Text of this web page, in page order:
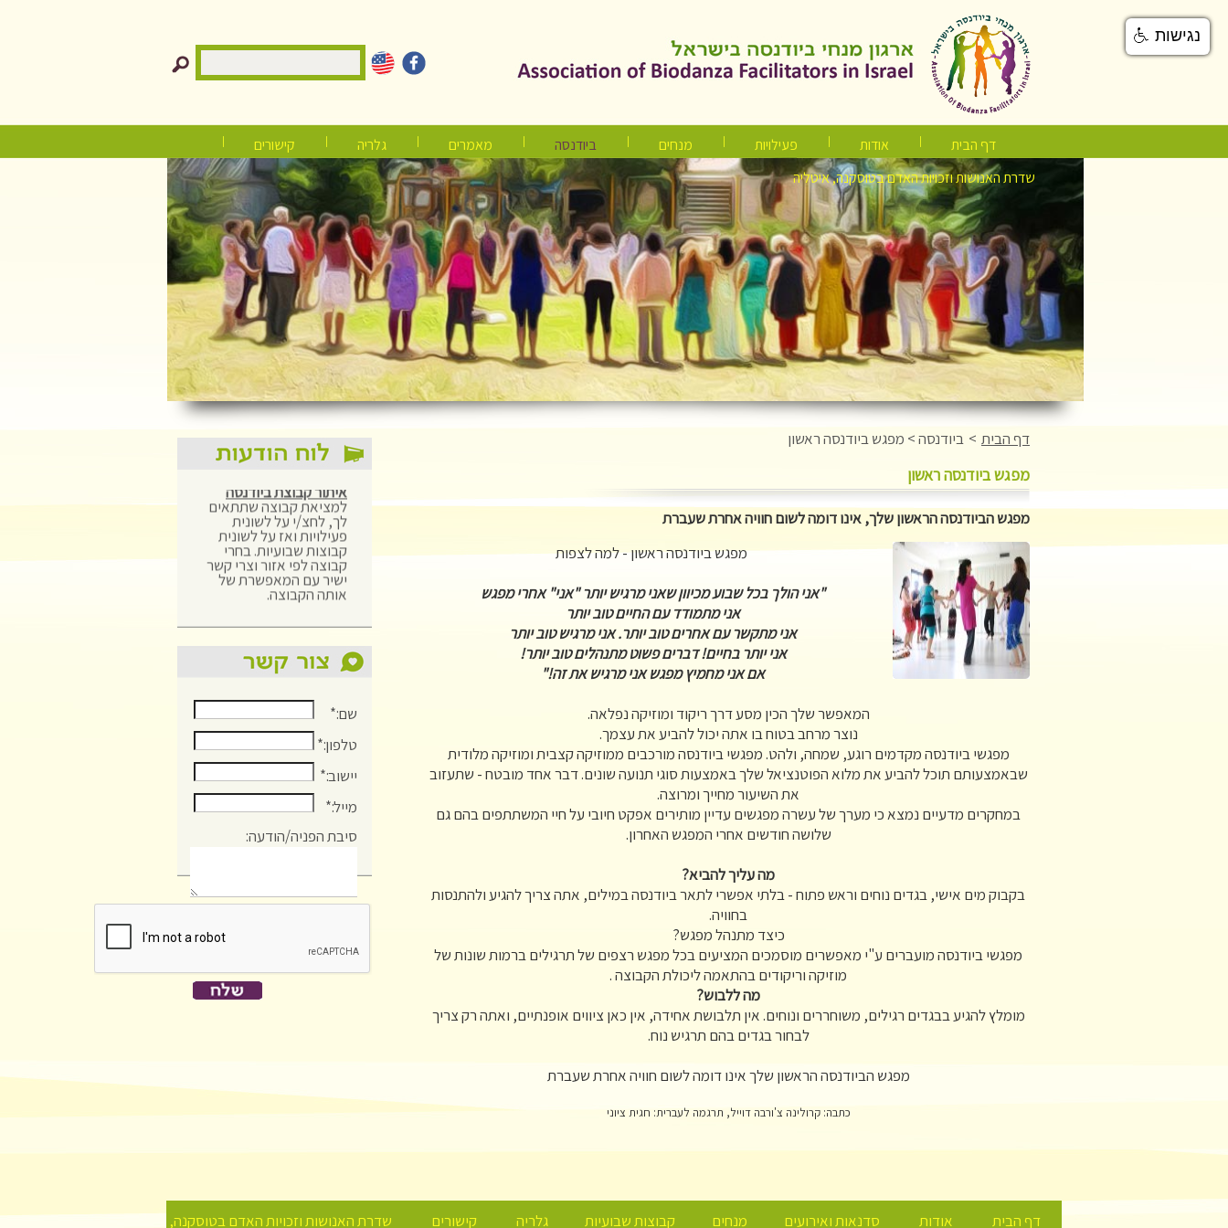
דף הבית אודות פעילויות מנחים ביודנסה מאמרים גלריה
קישורים
שדרת האנושות וזכויות האדם בטוסקנה, איטליה
דף הבית > ביודנסה> מפגש ביודנסה ראשון
מפגש ביודנסה ראשון
מפגש הביודנסה הראשון שלך, אינו דומה לשום חוויה אחרת שעברת
מפגש ביודנסה ראשון - למה לצפות
"אני הולך בכל שבוע מכיוון שאני מרגיש יותר "אני" אחרי מפגש
אני מתמודד עם החיים טוב יותר
אני מתקשר עם אחרים טוב יותר. אני מרגיש טוב יותר
אני יותר בחיים! דברים פשוט מתנהלים טוב יותר!
אם אני מחמיץ מפגש אני מרגיש את זה!"
המאפשר שלך הכין מסע דרך ריקוד ומוזיקה נפלאה.
נוצר מרחב בטוח בו אתה יכול להביע את עצמך.
מפגשי ביודנסה מקדמים רוגע, שמחה, ולהט.מפגשי ביודנסה מורכבים ממוזיקה קצבית ומוזיקה מלודית
שבאמצעותם תוכל להביע את מלוא הפוטנציאל שלך באמצעות סוגי תנועה שונים. דבר אחד מובטח - שתעזוב
את השיעור מחייך ומרוצה.
במחקרים מדעיים נמצא כי מערך של עשרה מפגשים עדיין מותירים אפקט חיובי על חיי המשתתפים בהם גם
שלושה חודשים אחרי המפגש האחרון.
מה עליך להביא?
בקבוק מים אישי, בגדים נוחים וראש פתוח - בלתי אפשרי לתאר ביודנסה במילים, אתה צריך להגיע ולהתנסות
בחוויה.
כיצד מתנהל מפגש?
מפגשי ביודנסה מועברים ע"י מאפשרים מוסמכים המציעים בכל מפגש רצפים של תרגילים ברמות שונות של
מוזיקה וריקודים בהתאמה ליכולת הקבוצה .
מה ללבוש?
מומלץ להגיע בבגדים רגילים, משוחררים ונוחים. אין תלבושת אחידה, אין כאן ציווים אופנתיים, ואתה רק צריך
לבחור בגדים בהם תרגיש נוח.
מפגש הביודנסה הראשון שלך אינו דומה לשום חוויה אחרת שעברת
כתבה: קרולינה צ'ורבה דוייל, תרגמה לעברית: חגית ציוני
למציאת קבוצה שתתאים
לך, לחצ/י על לשונית
פעילויות ואז על לשונית
קבוצות שבועיות. בחרי
קבוצה לפי אזור וצרי קשר
ישיר עם המאפשרת של
אותה הקבוצה.
ביודנסה ישראל!
זהו האתר של ארגון מנחי
ביודנסה ישראל! אתם
מוזמנים: לדפדף במדורים
על מנת לקבל עדכונים או
ליצור קשר אישי עם כל
מנחה באזור המגורים
שלכם ולהגיע למפגש
התנסות בקבוצה השבועית.
שם:*
טלפון:*
יישוב:*
מייל:*
סיבת הפניה/הודעה:
דף הבית אודות סדנאות ואירועים מנחים קבוצות שבועיות גלריה קישורים שדרת האנושות וזכויות האדם בטוסקנה,
נגישות